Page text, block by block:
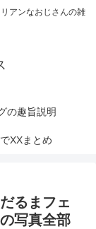
アンなおじさんの雑
の趣旨説明
XXまとめ
るまフェ
写真全部